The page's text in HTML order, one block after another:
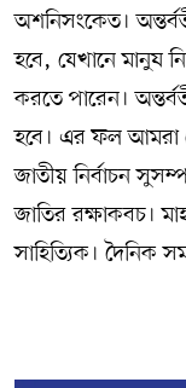
অশনিসংকেত।
হবে, যেখানে মানুষ
করতে পারেন।
হবে। এর ফল আমরা
জাতীয় নির্বাচন
জাতির রক্ষাকবচ।
সাহিত্যিক। দৈনিক